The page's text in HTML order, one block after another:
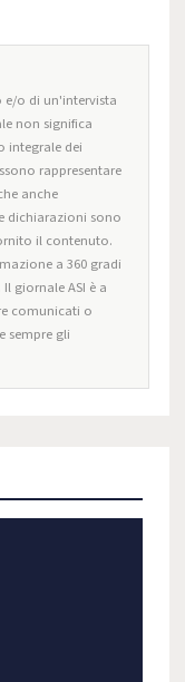
e/o di un'intervista
non significa
integrale dei
rappresentare
anche
dichiarazioni sono
il contenuto.
a 360 gradi
giornale ASI è a
comunicati o
sempre gli